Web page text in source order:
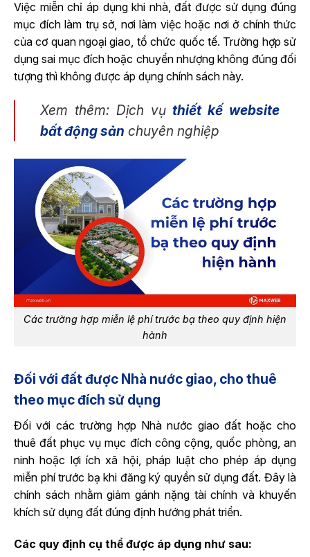
Việc miễn chỉ áp dụng khi nhà, đất được sử dụng đúng
mục đích làm trụ sở, nơi làm việc hoặc nơi ở chính thức
của cơ quan ngoại giao, tổ chức quốc tế. Trường hợp sử
dụng sai mục đích hoặc chuyển nhượng không đúng đối
tượng thì không được áp dụng chính sách này.
Xem thêm: Dịch vụthiết kế website
bất động sản chuyên nghiệp
Các trường hợp miễn lệ phí trước bạ theo quy định hiện
hành
Đối với đất được Nhà nước giao, cho thuê
theo mục đích sử dụng
Đối với các trường hợp Nhà nước giao đất hoặc cho
thuê đất phục vụ mục đích công cộng, quốc phòng, an
ninh hoặc lợi ích xã hội, pháp luật cho phép áp dụng
miễn phí trước bạ khi đăng ký quyền sử dụng đất. Đây là
chính sách nhằm giảm gánh nặng tài chính và khuyến
khích sử dụng đất đúng định hướng phát triển.
Các quy định cụ thể được áp dụng như sau: